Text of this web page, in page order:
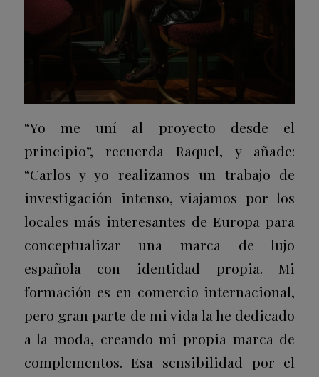
“Yo me uní al proyecto desde el
principio”, recuerda Raquel, y añade:
“Carlos y yo realizamos un trabajo de
investigación intenso, viajamos por los
locales más interesantes de Europa para
conceptualizar una marca de lujo
española con identidad propia. Mi
formación es en comercio internacional,
pero gran parte de mi vida la he dedicado
a la moda, creando mi propia marca de
complementos. Esa sensibilidad por el